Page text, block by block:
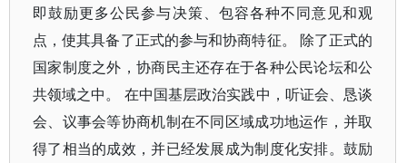
即鼓励更多公民参与决策、包容各种不同意见和观
点，使其具备了正式的参与和协商特征。 除了正式的
国家制度之外，协商民主还存在于各种公民论坛和公
共领域之中。 在中国基层政治实践中，听证会、恳谈
会、议事会等协商机制在不同区域成功地运作，并取
得了相当的成效，并已经发展成为制度化安排。鼓励